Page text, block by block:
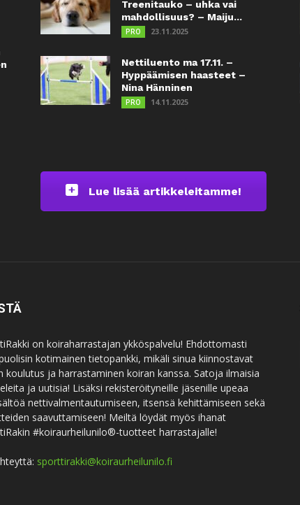
Treenitauko – uhka vai
mahdollisuus? – Maiju...
PRO 23.11.2025
Nettiluento ma 17.11. –
Hyppäämisen haasteet –
Nina Hänninen
PRO 14.11.2025
Lue lisää artikkeleitamme!
on koiraharrastajan ykköspalvelu! Ehdottomasti
kotimainen tietopankki, mikäli sinua kiinnostavat
koulutus ja harrastaminen koiran kanssa. Satoja ilmaisia
ja uutisia! Lisäksi rekisteröityneille jäsenille upeaa
nettivalmentautumiseen, itsensä kehittämiseen sekä
saavuttamiseen! Meiltä löydät myös ihanat
#koiraurheilunilo®-tuotteet harrastajalle!
sporttirakki@koiraurheilunilo.fi